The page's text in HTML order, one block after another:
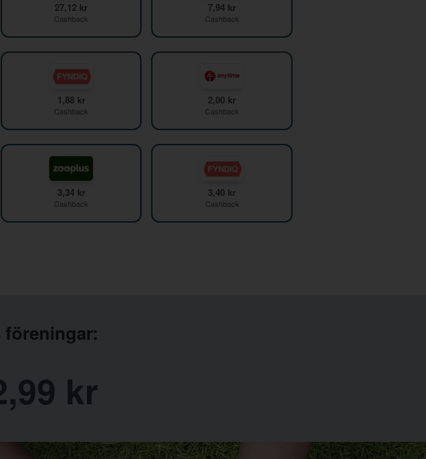
27,12 kr
Cashback
7,94 kr
Cashback
1,88 kr
Cashback
2,00 kr
Cashback
3,34 kr
Cashback
3,40 kr
Cashback
kr